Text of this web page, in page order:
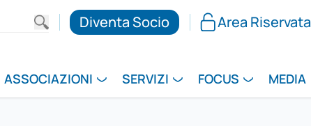
Diventa Socio Area Riservata
ASSOCIAZIONI SERVIZI FOCUS MEDIA